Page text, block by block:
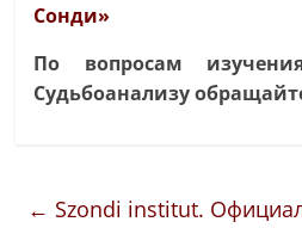
Сонди»
По вопросам
Судьбоанализу
← Szondi institut.